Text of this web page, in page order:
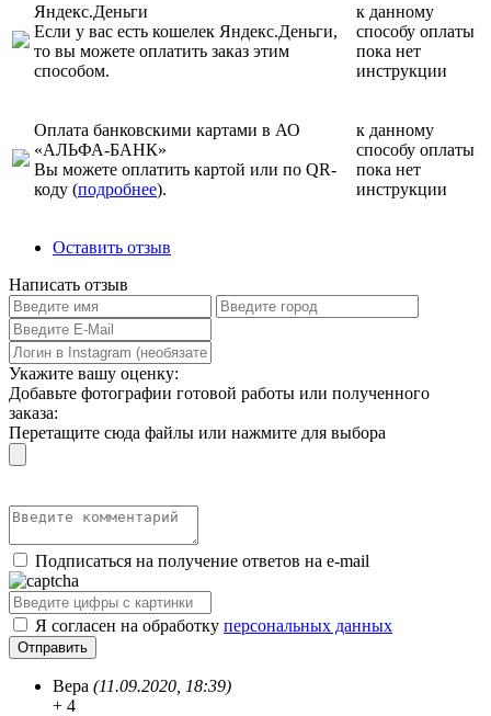
Яндекс.Деньги
Если у вас есть кошелек Яндекс.Деньги,
то вы можете оплатить заказ этим
способом.
к данному
способу оплаты
пока нет
инструкции
Оплата банковскими картами в АО
«АЛЬФА-БАНК»
Вы можете оплатить картой или по QR-
коду (подробнее).
к данному
способу оплаты
пока нет
инструкции
Оставить отзыв
Написать отзыв
Укажите вашу оценку:
Добавьте фотографии готовой работы или полученного
заказа:
Перетащите сюда файлы или нажмите для выбора
Подписаться на получение ответов на e-mail
Я согласен на обработку персональных данных
Вера (11.09.2020, 18:39)
+ 4